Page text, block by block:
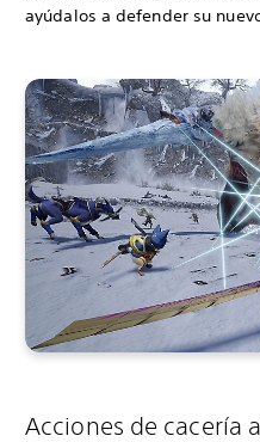
ayúdalos a defender su
Acciones de cacería